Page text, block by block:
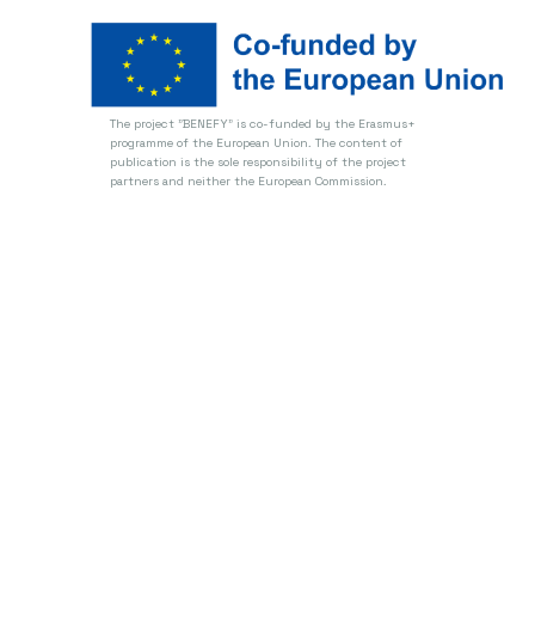
The project "BENEFY" is co-funded by the Erasmus+
programme of the European Union. The content of
publication is the sole responsibility of the project
partners and neither the European Commission.